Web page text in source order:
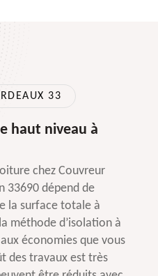
33
haut niveau à
chez Couvreur
33690 dépend de
la surface totale à
méthode d’isolation à
économies que vous
des travaux est très